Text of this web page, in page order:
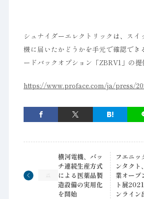
シュナイダーエレクトリックは、スイ
機に届いたかどうかを手元で確認でき
ードバックオプション「ZBRV1」の提
https://www.proface.com/ja/press/
横河電機、バッ
チ連続生産方式
による医薬品製
造設備の実用化
を開始
フエニッ
ンタクト
業オープ
ト展
ンライン